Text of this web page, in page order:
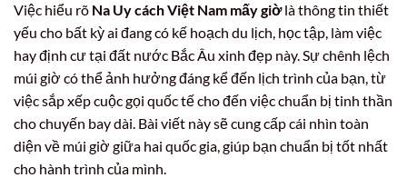
Việc hiểu rõ Na Uy cách Việt Nam mấy giờlà thông tin thiết
yếu cho bất kỳ ai đang có kế hoạch du lịch, học tập, làm việc
hay định cư tại đất nước Bắc Âu xinh đẹp này. Sự chênh lệch
múi giờ có thể ảnh hưởng đáng kể đến lịch trình của bạn, từ
việc sắp xếp cuộc gọi quốc tế cho đến việc chuẩn bị tinh thần
cho chuyến bay dài. Bài viết này sẽ cung cấp cái nhìn toàn
diện về múi giờ giữa hai quốc gia, giúp bạn chuẩn bị tốt nhất
cho hành trình của mình.